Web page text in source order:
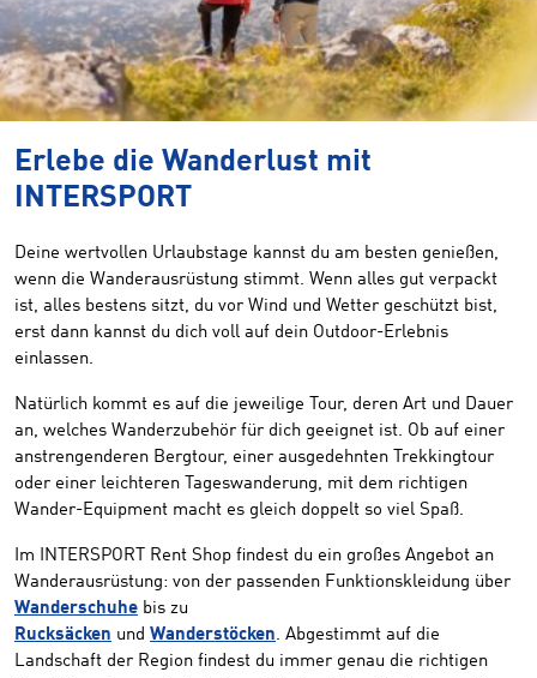
Erlebe die Wanderlust mit
INTERSPORT
Deine wertvollen Urlaubstage kannst du am besten genießen,
wenn die Wanderausrüstung stimmt. Wenn alles gut verpackt
ist, alles bestens sitzt, du vor Wind und Wetter geschützt bist,
erst dann kannst du dich voll auf dein Outdoor-Erlebnis
einlassen.
Natürlich kommt es auf die jeweilige Tour, deren Art und Dauer
an, welches Wanderzubehör für dich geeignet ist. Ob auf einer
anstrengenderen Bergtour, einer ausgedehnten Trekkingtour
oder einer leichteren Tageswanderung, mit dem richtigen
Wander-Equipment macht es gleich doppelt so viel Spaß.
Im INTERSPORT Rent Shop findest du ein großes Angebot an
Wanderausrüstung: von der passenden Funktionskleidung über
Wanderschuhe bis zu
Rucksäcken und Wanderstöcken. Abgestimmt auf die
Landschaft der Region findest du immer genau die richtigen